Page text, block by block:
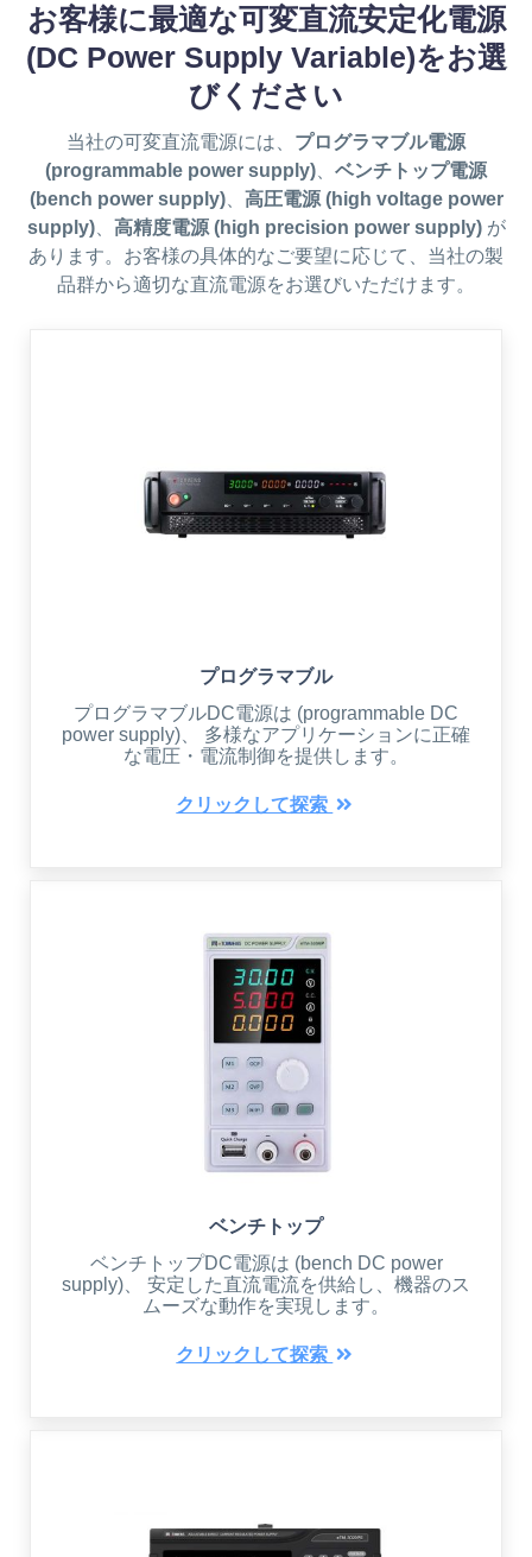
お客様に最適な可変直流安定化電源
(DC Power Supply Variable)をお選
びください
当社の可変直流電源には、 プログラマブル電源
(programmable power supply)
ベンチトップ電源
(bench power supply)、 高圧電源 (high voltage power
supply)、 高精度電源 (high precision power supply)が
あります。お客様の具体的なご要望に応じて、当社の製
品群から適切な直流電源をお選びいただけます。
プログラマブル
プログラマブルDC電源は (programmable DC
power supply)、 多様なアプリケーションに正確
な電圧・電流制御を提供します。
クリックして探索
ベンチトップ
ベンチトップDC電源は (bench DC power
supply)、 安定した直流電流を供給し、機器のス
ムーズな動作を実現します。
クリックして探索